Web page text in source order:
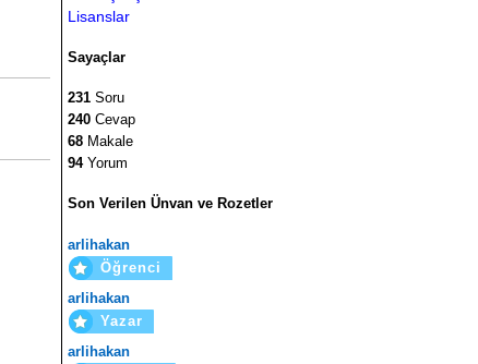
Lisanslar
Sayaçlar
231 Soru
240 Cevap
68 Makale
94Yorum
Son Verilen Ünvan ve Rozetler
arlihakan
Öğrenci
arlihakan
Yazar
arlihakan